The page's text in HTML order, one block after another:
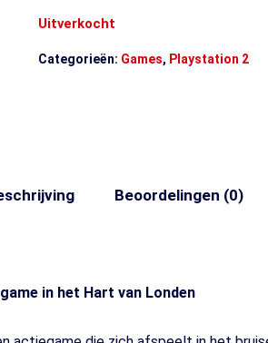
Uitverkocht
Categorieën: Games, Playstation 2
Beoordelingen (0)
in het Hart van Londen